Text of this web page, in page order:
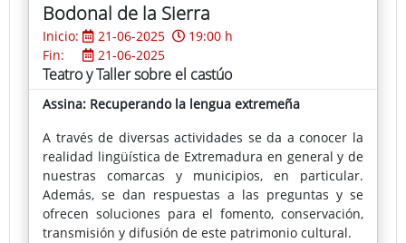
Bodonal de la Sierra
Inicio: 21-06-2025
19:00 h
Fin:
21-06-2025
Teatro y Taller sobre el castúo
Assina: Recuperando la lengua extremeña
A través de diversas actividades se da a conocer la
realidad lingüística de Extremadura en general y de
nuestras comarcas y municipios, en particular.
Además, se dan respuestas a las preguntas y se
ofrecen soluciones para el fomento, conservación,
transmisión y difusión de este patrimonio cultural.